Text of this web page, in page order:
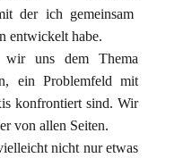
der ich gemeinsam
entwickelt habe.
uns dem Thema
ein Problemfeld mit
konfrontiert sind. Wir
von allen Seiten.
nicht nur etwas